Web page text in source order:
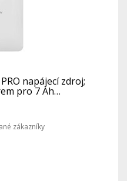
napájecí zdroj;
pro 7 Ah…
zákazníky